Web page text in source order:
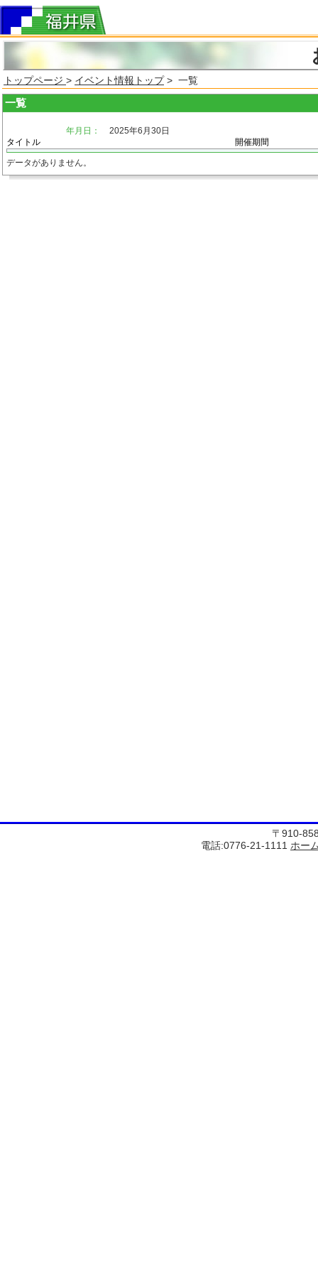
トップページ > イベント情報トップ> 一覧
一覧
年月日：
2025年6月30日
タイトル
開催期間
データがありません。
〒910-
電話:0776-21-1111 ホー